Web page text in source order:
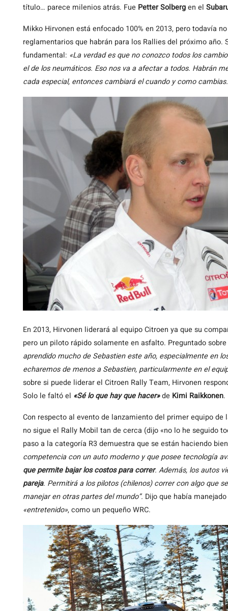
título… parece milenios atrás. Fue Petter Solbergen el
Mikko Hirvonen está enfocado 100% en 2013, pero todavía
reglamentarios que habrán para los Rallies del próximo año.
fundamental: «La verdad es que no conozco todos los
el de los neumáticos. Eso nos va a afectar a todos. Habrán
cada especial, entonces cambiará el cuando y como
En 2013, Hirvonen liderará al equipo Citroen ya que su
pero un piloto rápido solamente en asfalto. Preguntado
aprendido mucho de Sebastien este año, especialmente en
echaremos de menos a Sebastien, particularmente en el
sobre si puede liderar el Citroen Rally Team, Hirvonen
Solo le faltó el «Sé lo que hay que hacer»de Kimi Raikkonen.
Con respecto al evento de lanzamiento del primer equipo
no sigue el Rally Mobil tan de cerca (dijo «no lo he seguido
paso a la categoría R3 demuestra que se están haciendo
competencia con un auto moderno y que posee tecnología
que permite bajar los costos para correr. Además, los autos
pareja. Permitirá a los pilotos (chilenos) correr con algo que
manejar en otras partes del mundo”. Dijo que había
«entretenido», como un pequeño WRC.